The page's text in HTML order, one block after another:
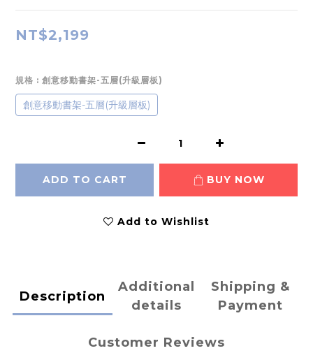
NT$2,199
規格 : 創意移動書架-五層(升級層板)
創意移動書架-五層(升級層板)
ADD TO CART BUY NOW
Add to Wishlist
Description
Additional
details
Shipping &
Payment
Customer Reviews